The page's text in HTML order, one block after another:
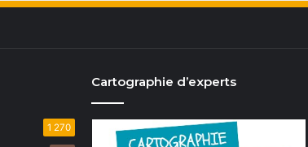
1 270
Cartographie d’experts